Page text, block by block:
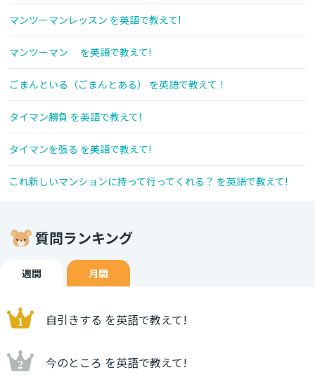
マンツーマンレッスン を英語で教えて!
マンツーマン を英語で教えて!
ごまんといる（ごまんとある） を英語で教えて！
タイマン勝負 を英語で教えて!
タイマンを張る を英語で教えて!
これ新しいマンションに持って行ってくれる？ を英語で教えて!
質問ランキング
週間 月間
自引きする を英語で教えて!
今のところ を英語で教えて!